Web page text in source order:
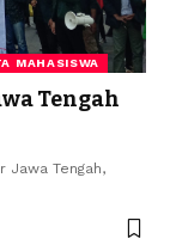
MAHASISWA
Tengah
Jawa Tengah,